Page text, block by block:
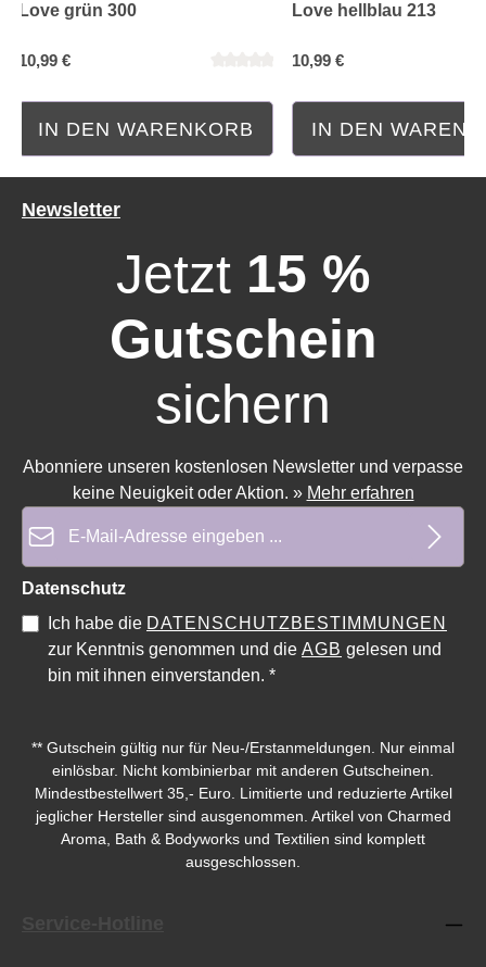
Love grün 300
10,99 €
Durchschnittliche Bewertung von 0 von 5 Sternen
IN DEN WARENKORB
Love hellblau 213
10,99 €
Durchschnittliche
IN DEN
Newsletter
Jetzt 15 %
Gutschein
sichern
Abonniere unseren kostenlosen Newsletter und verpasse
keine Neuigkeit oder Aktion. » Mehr erfahren
Datenschutz
Ich habe die DATENSCHUTZBESTIMMUNGEN
zur Kenntnis genommen und die AGB gelesen und
bin mit ihnen einverstanden. *
** Gutschein gültig nur für Neu-/Erstanmeldungen. Nur einmal
einlösbar. Nicht kombinierbar mit anderen Gutscheinen.
Mindestbestellwert 35,- Euro. Limitierte und reduzierte Artikel
jeglicher Hersteller sind ausgenommen. Artikel von Charmed
Aroma, Bath & Bodyworks und Textilien sind komplett
ausgeschlossen.